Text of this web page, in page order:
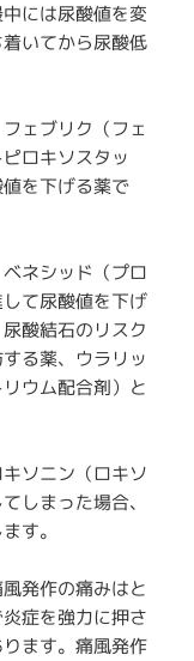
には尿酸値を変
いてから尿酸低
ェブリク（フェ
ロキソスタッ
を下げる薬で
ネシッド（プロ
て尿酸値を下げ
酸結石のリスク
る薬、ウラリッ
ウム配合剤）と
ソニン（ロキソ
しまった場合、
す。
発作の痛みはと
症を強力に押さ
ます。痛風発作